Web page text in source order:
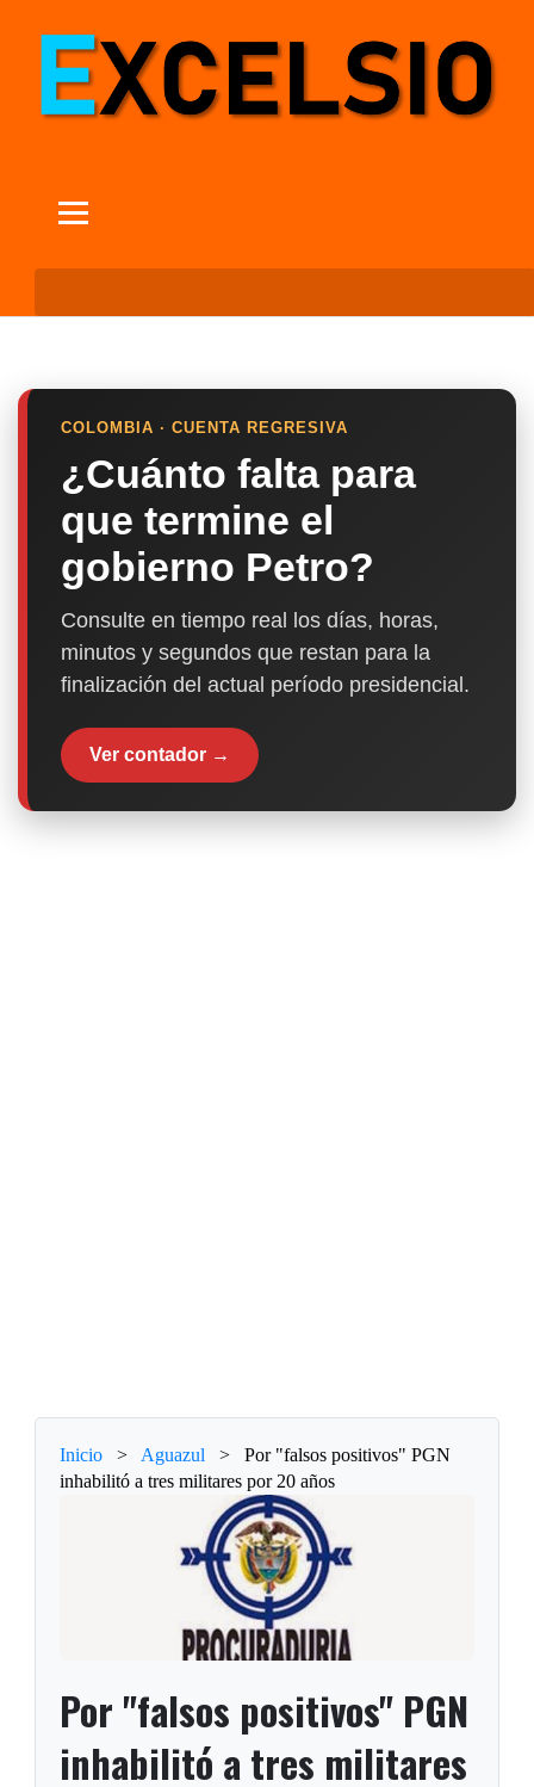
COLOMBIA · CUENTA REGRESIVA
¿Cuánto falta para
que termine el
gobierno Petro?
Consulte en tiempo real los días, horas,
minutos y segundos que restan para la
finalización del actual período presidencial.
Ver contador →
Inicio > Aguazul >
Por "falsos positivos" PGN
inhabilitó a tres militares por 20 años
Por "falsos positivos" PGN
inhabilitó a tres militares